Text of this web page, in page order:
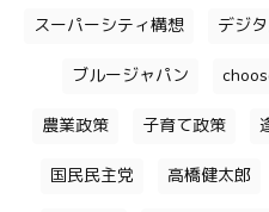
スーパーシティ構想 デジ
ブルージャパン
農業政策 子育て政策
国民民主党 高橋健太郎